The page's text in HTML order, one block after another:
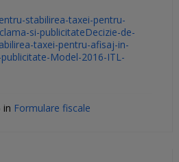
stabilirea-taxei-pentru-
si-publicitateDecizie-de-
taxei-pentru-afisaj-in-
Model-2016-ITL-
in Formulare fiscale